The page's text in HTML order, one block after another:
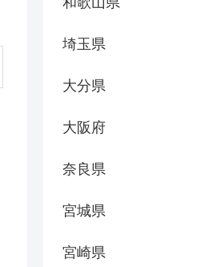
埼玉県
大分県
大阪府
奈良県
宮城県
宮崎県